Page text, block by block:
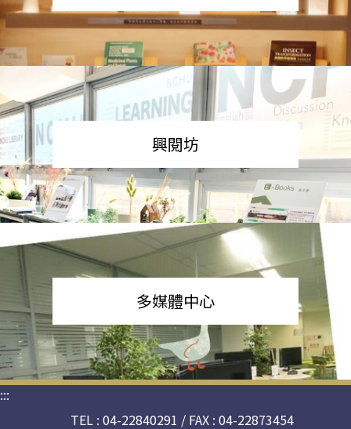
興閱坊
多媒體中心
:::
TEL : 04-22840291 / FAX : 04-22873454